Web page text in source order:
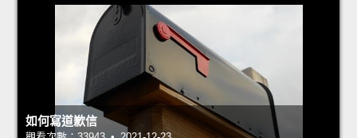
如何寫道歉信